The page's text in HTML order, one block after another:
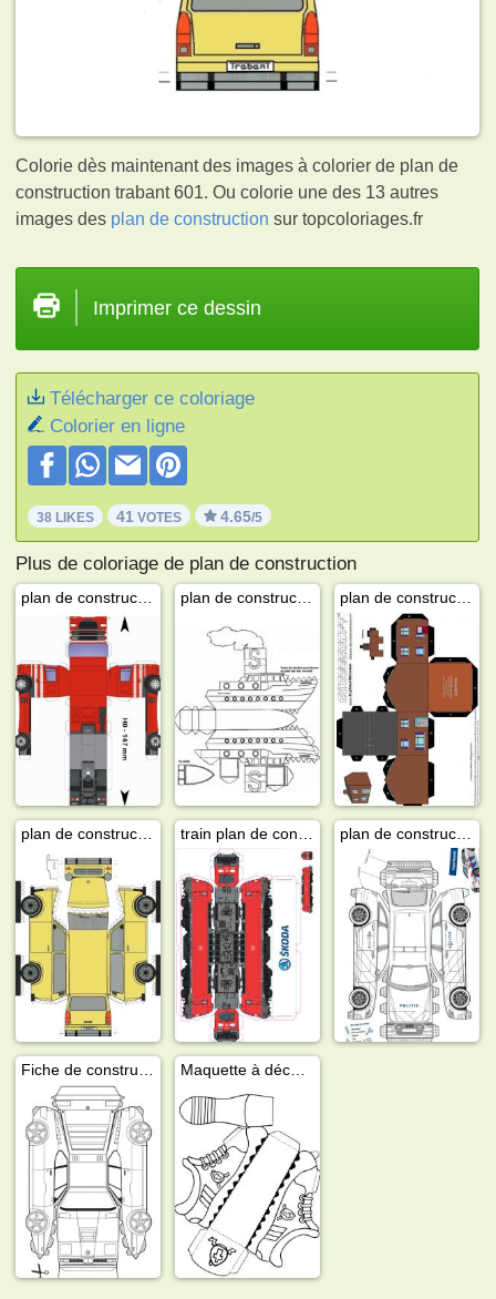
Colorie dès maintenant des images à colorier de plan de
construction trabant 601. Ou colorie une des 13 autres
images des plan de construction sur topcoloriages.fr
Imprimer ce dessin
Télécharger ce coloriage
Colorier en ligne
38 LIKES 41 VOTES 4.65/5
Plus de coloriage de plan de construction